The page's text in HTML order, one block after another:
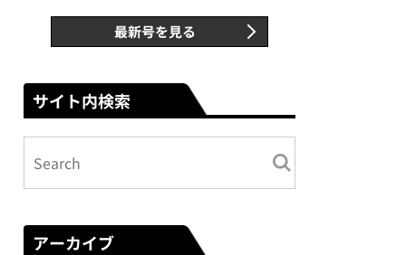
最新号を見る
サイト内検索
アーカイブ